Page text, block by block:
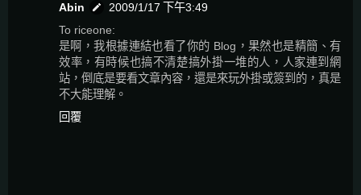
Abin
2009/1/17 下午3:49
To riceone:
是啊，我根據連結也看了你的 Blog，果然也是精簡、有
效率，有時候也搞不清楚搞外掛一堆的人，人家連到網
站，倒底是要看文章內容，還是來玩外掛或簽到的，真是
不大能理解。
回覆